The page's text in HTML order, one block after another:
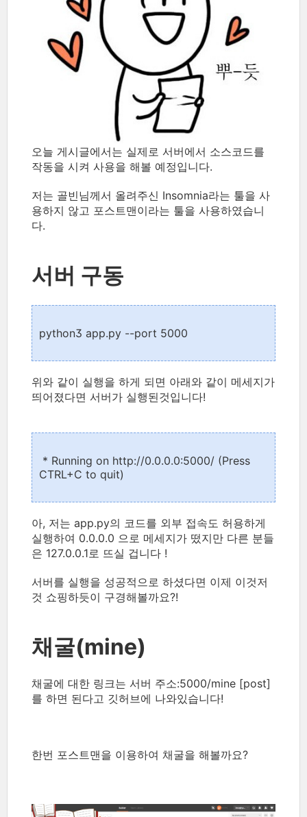
오늘 게시글에서는 실제로 서버에서 소스코드를
작동을 시켜 사용을 해볼 예정입니다.
저는 골빈님께서 올려주신 Insomnia라는 툴을 사
용하지 않고 포스트맨이라는 툴을 사용하였습니
다.
서버 구동
python3 app.py --port 5000
위와 같이 실행을 하게 되면 아래와 같이 메세지가
띄어졌다면 서버가 실행된것입니다!
* Running on http://0.0.0.0:5000/ (Press
CTRL+C to quit)
아, 저는 app.py의 코드를 외부 접속도 허용하게
실행하여 0.0.0.0 으로 메세지가 떴지만 다른 분들
은 127.0.0.1로 뜨실 겁니다 !
서버를 실행을 성공적으로 하셨다면 이제 이것저
것 쇼핑하듯이 구경해볼까요?!
채굴(mine)
채굴에 대한 링크는 서버 주소:5000/mine [post]
를 하면 된다고 깃허브에 나와있습니다!
한번 포스트맨을 이용하여 채굴을 해볼까요?